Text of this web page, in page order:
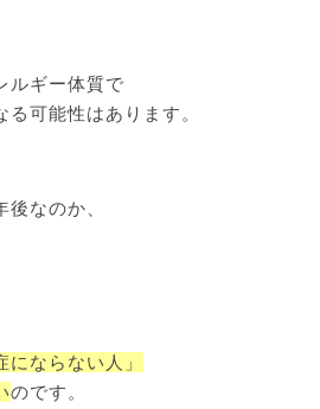
ルギー体質で
可能性はあります。
なのか、
ならない人」
のです。